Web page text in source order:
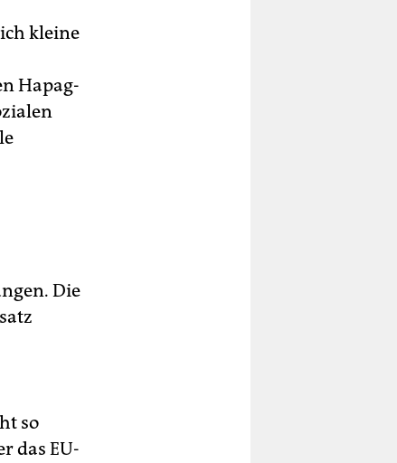
kleine
Hapag-
Die
so
das EU-